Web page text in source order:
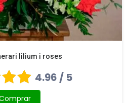
lilium i roses
4.96 / 5